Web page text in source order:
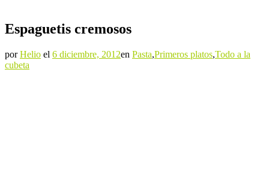
Espaguetis cremosos
porHelio el 6 diciembre, 2012en Pasta,Primeros platos,Todo a la
cubeta